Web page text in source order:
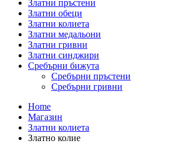
Златни пръстени
Златни обеци
Златни колиета
Златни медальони
Златни гривни
Златни синджири
Сребърни бижута
Сребърни пръстени
Сребърни гривни
Home
Магазин
Златни колиета
Златно колие